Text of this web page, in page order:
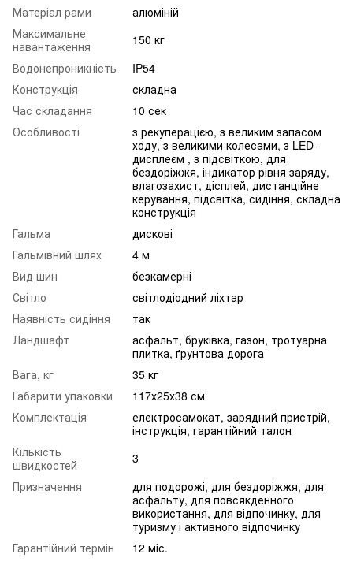
Матеріал рами
алюміній
Максимальне
навантаження
150 кг
Водонепроникність
IP54
Конструкція
складна
Час складання
10 сек
Особливості
з рекуперацією, з великим запасом
ходу, з великими колесами, з LED-
дисплеєм , з підсвіткою, для
бездоріжжя, індикатор рівня заряду,
влагозахист, дісплей, дистанційне
керування, підсвітка, сидіння, складна
конструкція
Гальма
дискові
Гальмівний шлях
4 м
Вид шин
безкамерні
Світло
світлодіодний ліхтар
Наявність сидіння
так
Ландшафт
асфальт, бруківка, газон, тротуарна
плитка, ґрунтова дорога
Вага, кг
35 кг
Габарити упаковки
117х25х38 см
Комплектація
електросамокат, зарядний пристрій,
інструкція, гарантійний талон
Кількість
швидкостей
3
Призначення
для подорожі, для бездоріжжя, для
асфальту, для повсякденного
використання, для відпочинку, для
туризму і активного відпочинку
Гарантійний термін
12 міс.